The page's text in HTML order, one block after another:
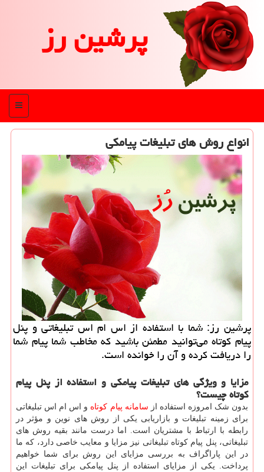
پرشین رز
منو
انواع روش های تبلیغات پیامكی
پرشین رز: شما با استفاده از اس ام اس تبلیغاتی و پنل
پیام كوتاه می‌توانید مطمئن باشید كه مخاطب شما پیام شما
را دریافت كرده و آن را خوانده است.
مزایا و ویژگی های تبلیغات پیامکی و استفاده از پنل پیام
کوتاهچیست؟
بدون شک امروزه استفاده از سامانه پیام کوتاه و اس ‌ام ‌اس تبلیغاتی
برای زمینه تبلیغات و بازاریابی یکی از روش ‌های نوین و مؤثر در
رابطه با ارتباط با مشتریان است. اما درست مانند بقیه روش های
تبلیغاتی، پنل پیام کوتاه تبلیغاتی نیز مزایا و معایب خاصی دارد، که ما
در این پاراگراف به بررسی مزایای این روش برای شما خواهیم
پرداخت. یکی از مزایای استفاده از پنل پیامکی برای تبلیغات این